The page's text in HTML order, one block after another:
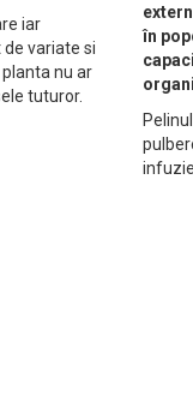
iar
variate si
nu ar
tuturor.
în
infuzie.